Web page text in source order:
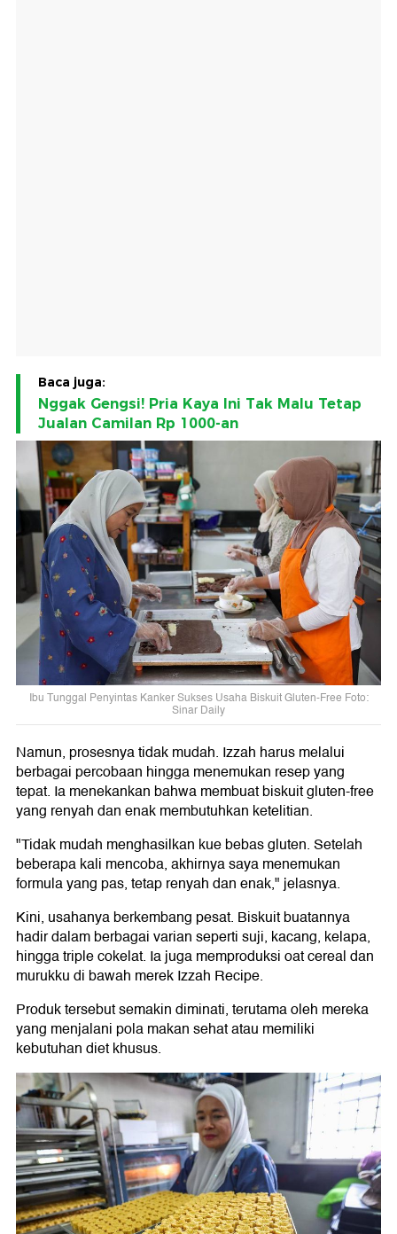
Baca juga:
Nggak Gengsi! Pria Kaya Ini Tak Malu Tetap
Jualan Camilan Rp 1000-an
Ibu Tunggal Penyintas Kanker Sukses Usaha Biskuit Gluten-Free Foto:
Sinar Daily
Namun, prosesnya tidak mudah. Izzah harus melalui
berbagai percobaan hingga menemukan resep yang
tepat. Ia menekankan bahwa membuat biskuit gluten-free
yang renyah dan enak membutuhkan ketelitian.
"Tidak mudah menghasilkan kue bebas gluten. Setelah
beberapa kali mencoba, akhirnya saya menemukan
formula yang pas, tetap renyah dan enak," jelasnya.
Kini, usahanya berkembang pesat. Biskuit buatannya
hadir dalam berbagai varian seperti suji, kacang, kelapa,
hingga triple cokelat. Ia juga memproduksi oat cereal dan
murukku di bawah merek Izzah Recipe.
Produk tersebut semakin diminati, terutama oleh mereka
yang menjalani pola makan sehat atau memiliki
kebutuhan diet khusus.